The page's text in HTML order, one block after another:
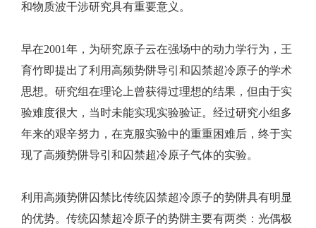
和物质波干涉研究具有重要意义。
早在2001年，为研究原子云在强场中的动力学行为，王
育竹即提出了利用高频势阱导引和囚禁超冷原子的学术
思想。研究组在理论上曾获得过理想的结果，但由于实
验难度很大，当时未能实现实验验证。经过研究小组多
年来的艰辛努力，在克服实验中的重重困难后，终于实
现了高频势阱导引和囚禁超冷原子气体的实验。
利用高频势阱囚禁比传统囚禁超冷原子的势阱具有明显
的优势。传统囚禁超冷原子的势阱主要有两类：光偶极